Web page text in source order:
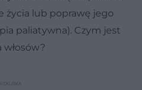
życia lub poprawę jego
paliatywna). Czym jest